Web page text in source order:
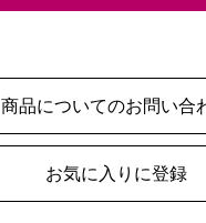
商品についてのお問い合
お気に入りに登録